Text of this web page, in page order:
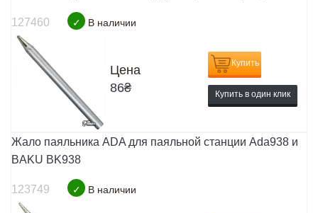
127460 ✓ В наличии
Цена
86₴
Купить
Купить в один клик
Жало паяльника ADA для паяльной станции Ada938 и
BAKU BK938
123749 ✓ В наличии